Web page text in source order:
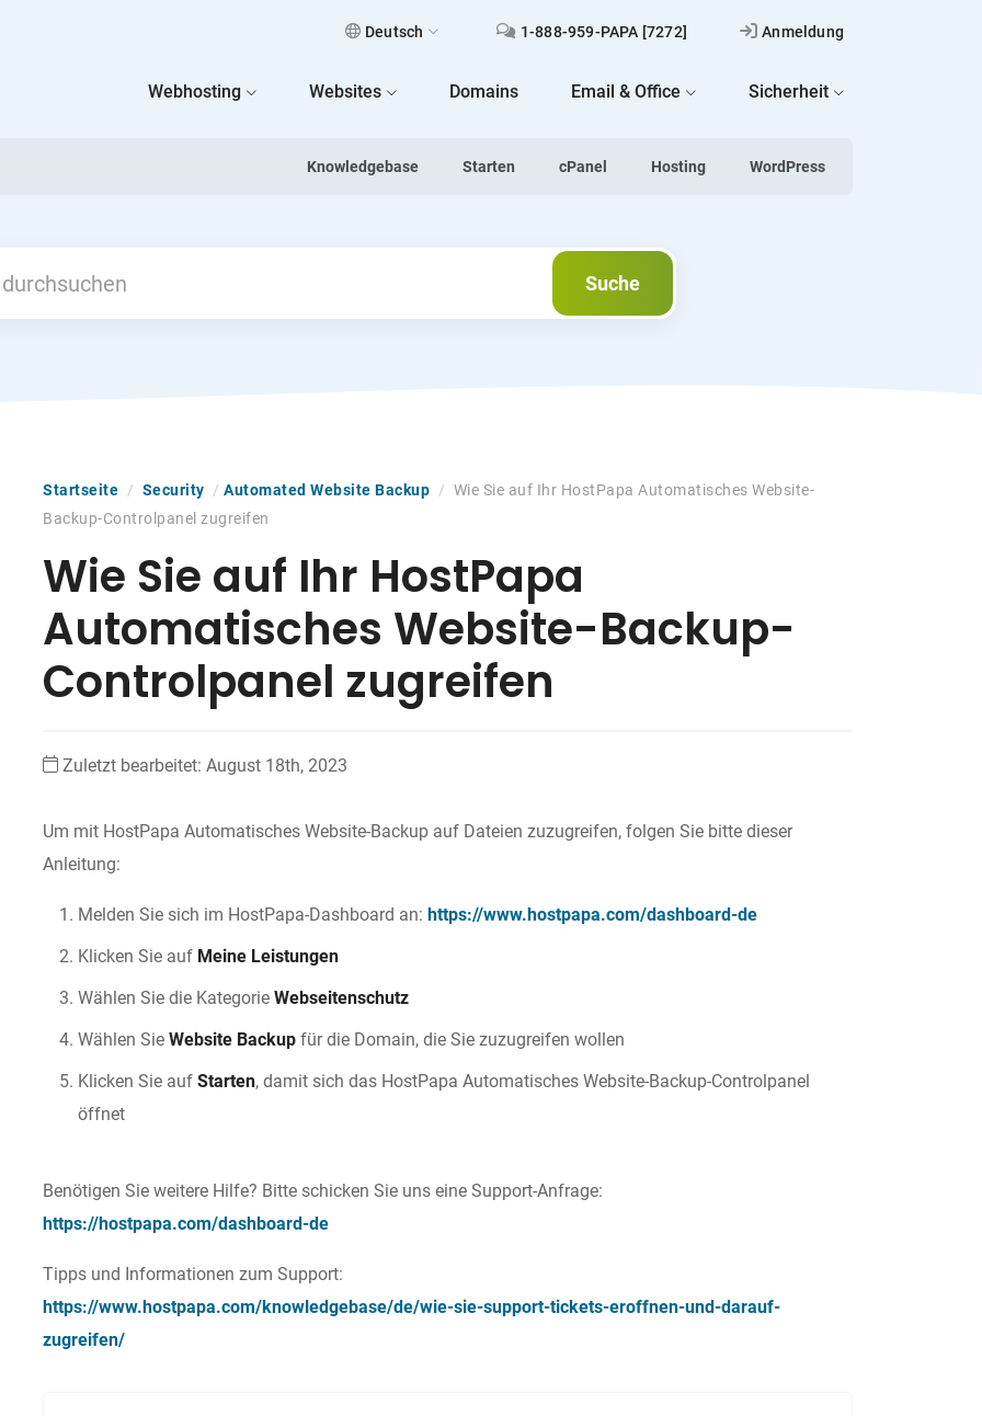
Deutsch 1-888-959-PAPA [7272] Anmeldung
Webhosting Websites Domains Email & Office Sicherheit
Knowledgebase Starten cPanel Hosting WordPress
Suche
Suche
Startseite / Security /Automated Website Backup / Wie Sie auf Ihr HostPapa Automatisches Website-
Backup-Controlpanel zugreifen
Wie Sie auf Ihr HostPapa
Automatisches Website-Backup-
Controlpanel zugreifen
Zuletzt bearbeitet: August 18th, 2023
Um mit HostPapa Automatisches Website-Backup auf Dateien zuzugreifen, folgen Sie bitte dieser
Anleitung:
Melden Sie sich im HostPapa-Dashboard an: https://www.hostpapa.com/dashboard-de
Klicken Sie auf Meine Leistungen
Wählen Sie die KategorieWebseitenschutz
Wählen SieWebsite Backup für die Domain, die Sie zuzugreifen wollen
Klicken Sie aufStarten, damit sich das HostPapa Automatisches Website-Backup-Controlpanel
öffnet
Benötigen Sie weitere Hilfe? Bitte schicken Sie uns eine Support-Anfrage:
https://hostpapa.com/dashboard-de
Tipps und Informationen zum Support:
https://www.hostpapa.com/knowledgebase/de/wie-sie-support-tickets-eroffnen-und-darauf-
zugreifen/